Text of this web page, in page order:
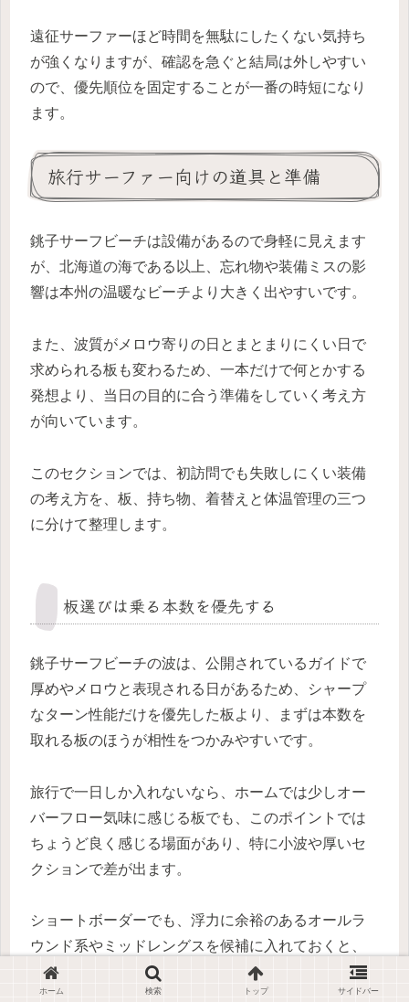
遠征サーファーほど時間を無駄にしたくない気持ち
が強くなりますが、確認を急ぐと結局は外しやすい
ので、優先順位を固定することが一番の時短になり
ます。
旅行サーファー向けの道具と準備
銚子サーフビーチは設備があるので身軽に見えます
が、北海道の海である以上、忘れ物や装備ミスの影
響は本州の温暖なビーチより大きく出やすいです。
また、波質がメロウ寄りの日とまとまりにくい日で
求められる板も変わるため、一本だけで何とかする
発想より、当日の目的に合う準備をしていく考え方
が向いています。
このセクションでは、初訪問でも失敗しにくい装備
の考え方を、板、持ち物、着替えと体温管理の三つ
に分けて整理します。
板選びは乗る本数を優先する
銚子サーフビーチの波は、公開されているガイドで
厚めやメロウと表現される日があるため、シャープ
なターン性能だけを優先した板より、まずは本数を
取れる板のほうが相性をつかみやすいです。
旅行で一日しか入れないなら、ホームでは少しオー
バーフロー気味に感じる板でも、このポイントでは
ちょうど良く感じる場面があり、特に小波や厚いセ
クションで差が出ます。
ショートボーダーでも、浮力に余裕のあるオールラ
ウンド系やミッドレングスを候補に入れておくと、
ポイントの幅広さとピークの散り方に対応しやすく
なります。
ホーム 検索 トップ サイドバー